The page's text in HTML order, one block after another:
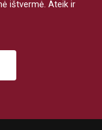
ištvermė. Ateik ir